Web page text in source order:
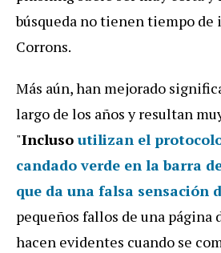
búsqueda no tienen tiempo de
Corrons.
Más aún, han mejorado
largo de los años y resultan
"Incluso utilizan el
candado verde en la barra
que da una falsa sensación
pequeños fallos de una página
hacen evidentes cuando se